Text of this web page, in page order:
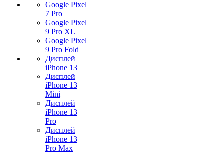
Google Pixel
7 Pro
Google Pixel
9 Pro XL
Google Pixel
9 Pro Fold
Дисплей
iPhone 13
Дисплей
iPhone 13
Mini
Дисплей
iPhone 13
Pro
Дисплей
iPhone 13
Pro Max